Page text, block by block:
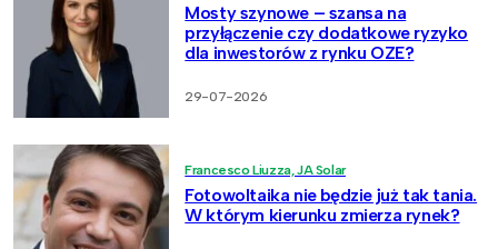
Mosty szynowe – szansa na
przyłączenie czy dodatkowe ryzyko
dla inwestorów z rynku OZE?
29-07-2026
Francesco Liuzza, JA Solar
Fotowoltaika nie będzie już tak tania.
W którym kierunku zmierza rynek?